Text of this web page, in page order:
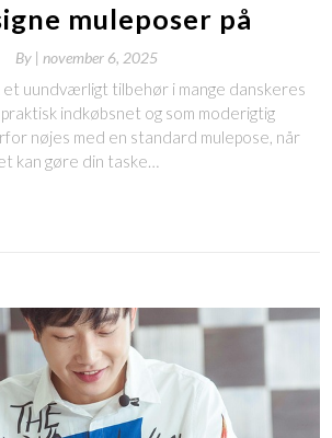
muleposer på
By | november 6, 2025
uundværligt tilbehør i mange danskeres
indkøbsnet og som moderigtig
nøjes med en standard mulepose, når
kan gøre din taske…